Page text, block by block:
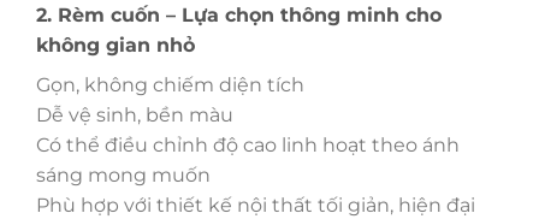
2. Rèm cuốn – Lựa chọn thông minh cho
không gian nhỏ
Gọn, không chiếm diện tích
Dễ vệ sinh, bền màu
Có thể điều chỉnh độ cao linh hoạt theo ánh
sáng mong muốn
Phù hợp với thiết kế nội thất tối giản, hiện đại